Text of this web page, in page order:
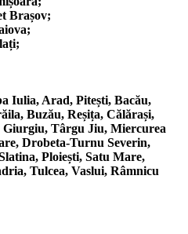
Brașov;
Iulia, Arad, Pitești, Bacău,
Buzău, Reșița, Călărași,
Giurgiu, Târgu Jiu, Miercurea
Drobeta-Turnu Severin,
Ploiești, Satu Mare,
Tulcea, Vaslui, Râmnicu